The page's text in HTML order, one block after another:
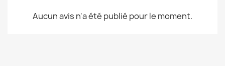
Aucun avis n'a été publié pour le moment.